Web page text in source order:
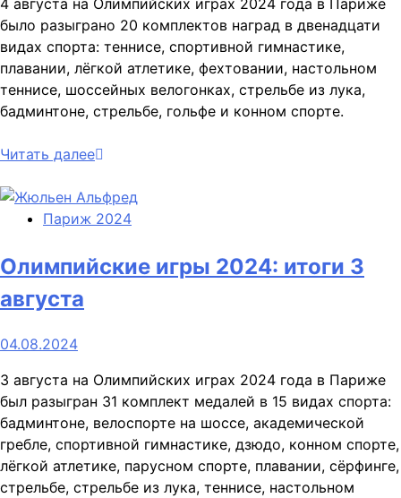
4 августа на Олимпийских играх 2024 года в Париже
было разыграно 20 комплектов наград в двенадцати
видах спорта: теннисе, спортивной гимнастике,
плавании, лёгкой атлетике, фехтовании, настольном
теннисе, шоссейных велогонках, стрельбе из лука,
бадминтоне, стрельбе, гольфе и конном спорте.
Читать далее
Париж 2024
Олимпийские игры 2024: итоги 3
августа
04.08.2024
3 августа на Олимпийских играх 2024 года в Париже
был разыгран 31 комплект медалей в 15 видах спорта:
бадминтоне, велоспорте на шоссе, академической
гребле, спортивной гимнастике, дзюдо, конном спорте,
лёгкой атлетике, парусном спорте, плавании, сёрфинге,
стрельбе, стрельбе из лука, теннисе, настольном